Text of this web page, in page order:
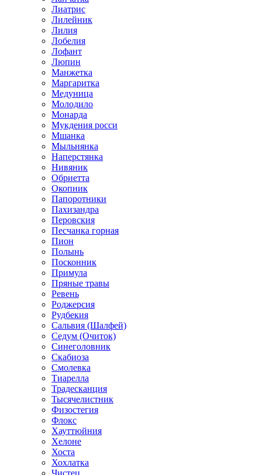
Лиатрис
Лилейник
Лилия
Лобелия
Лофант
Люпин
Манжетка
Маргаритка
Медуница
Молодило
Монарда
Мукдения росси
Мшанка
Мыльнянка
Наперстянка
Нивяник
Обриетта
Окопник
Папоротники
Пахизандра
Перовския
Песчанка горная
Пион
Полынь
Посконник
Примула
Пряные травы
Ревень
Роджерсия
Рудбекия
Сальвия (Шалфей)
Седум (Очиток)
Синеголовник
Скабиоза
Смолевка
Тиарелла
Традесканция
Тысячелистник
Физостегия
Флокс
Хауттюйния
Хелоне
Хоста
Хохлатка
Чистец